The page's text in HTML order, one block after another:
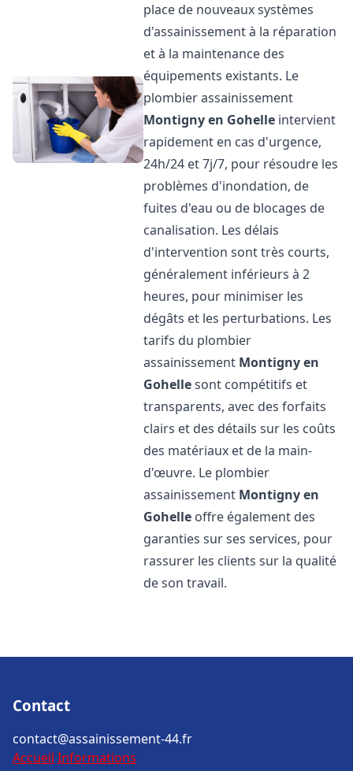
place de nouveaux systèmes
d'assainissement à la réparation
et à la maintenance des
équipements existants. Le
plombier assainissement
Montigny en Gohelle intervient
rapidement en cas d'urgence,
24h/24 et 7j/7, pour résoudre les
problèmes d'inondation, de
fuites d'eau ou de blocages de
canalisation. Les délais
d'intervention sont très courts,
généralement inférieurs à 2
heures, pour minimiser les
dégâts et les perturbations. Les
tarifs du plombier
assainissement Montigny en
Gohellesont compétitifs et
transparents, avec des forfaits
clairs et des détails sur les coûts
des matériaux et de la main-
d'œuvre. Le plombier
assainissement Montigny en
Gohelle offre également des
garanties sur ses services, pour
rassurer les clients sur la qualité
de son travail.
Contact
contact@assainissement-44.fr
Accueil Informations